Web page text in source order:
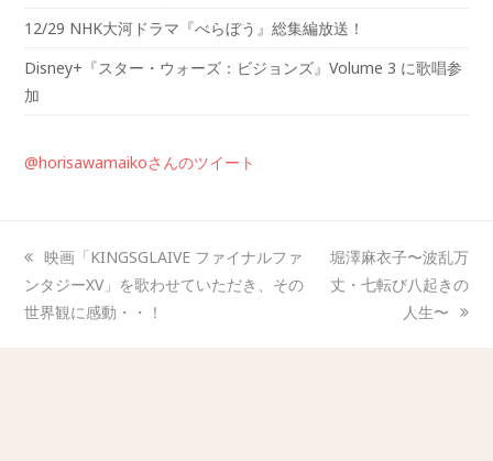
12/29 NHK大河ドラマ『べらぼう』総集編放送！
Disney+『スター・ウォーズ：ビジョンズ』Volume 3 に歌唱参
加
@horisawamaikoさんのツイート
映画「KINGSGLAIVE ファイナルファ
ンタジーXV」を歌わせていただき、その
世界観に感動・・！
堀澤麻衣子〜波乱万
丈・七転び八起きの
人生〜